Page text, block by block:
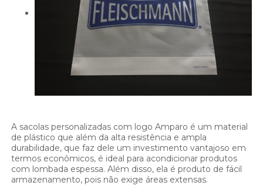
A sacolas personalizadas com logo Amparo é um material
de plástico que além da alta resistência e ampla
durabilidade, que faz dele um investimento vantajoso em
termos econômicos, é ideal para acondicionar produtos
com lombada espessa. Além disso, ela é produto de fácil
armazenamento, pois não exige áreas extensas.